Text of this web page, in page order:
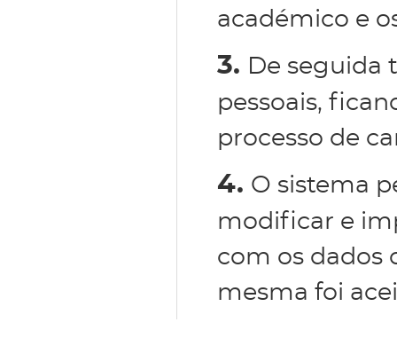
académico e
3. De seguida
pessoais,
processo de
4. O sistema
modificar e
com os dados
mesma foi